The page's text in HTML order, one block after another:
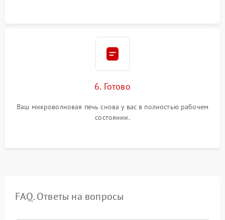
6. Готово
Ваш микроволновая печь снова у вас в полностью рабочем
состоянии.
FAQ. Ответы на вопросы